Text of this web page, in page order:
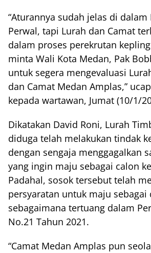
“Aturannya sudah jelas di dalam
Perwal, tapi Lurah dan Camat
dalam proses perekrutan
minta Wali Kota Medan, Pak
untuk segera mengevaluasi
dan Camat Medan Amplas,”
kepada wartawan, Jumat (10/1/
Dikatakan David Roni, Lurah
diduga telah melakukan tindak
dengan sengaja menggagalkan
yang ingin maju sebagai calon
Padahal, sosok tersebut telah
persyaratan untuk maju sebagai
sebagaimana tertuang dalam
No.21 Tahun 2021.
“Camat Medan Amplas pun